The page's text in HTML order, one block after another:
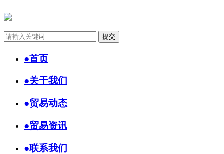
●首页
●关于我们
●贸易动态
●贸易资讯
●联系我们